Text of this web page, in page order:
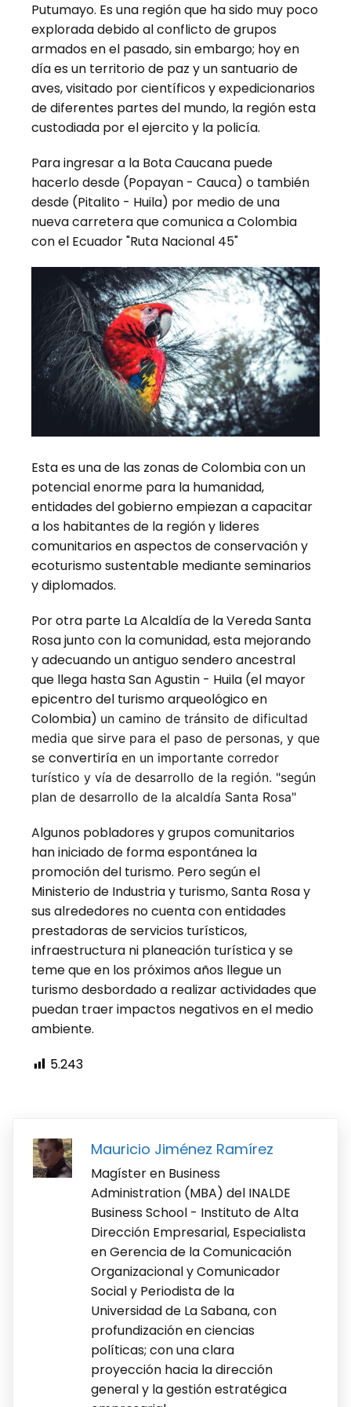
Putumayo. Es una región que ha sido muy poco
explorada debido al conflicto de grupos
armados en el pasado, sin embargo; hoy en
día es un territorio de paz y un santuario de
aves, visitado por científicos y expedicionarios
de diferentes partes del mundo, la región esta
custodiada por el ejercito y la policía.
Para ingresar a la Bota Caucana puede
hacerlo desde (Popayan - Cauca) o también
desde (Pitalito - Huila) por medio de una
nueva carretera que comunica a Colombia
con el Ecuador "Ruta Nacional 45"
Esta es una de las zonas de Colombia con un
potencial enorme para la humanidad,
entidades del gobierno empiezan a capacitar
a los habitantes de la región y lideres
comunitarios en aspectos de conservación y
ecoturismo sustentable mediante seminarios
y diplomados.
Por otra parte La Alcaldía de la Vereda Santa
Rosa junto con la comunidad, esta mejorando
y adecuando un antiguo sendero ancestral
que llega hasta San Agustin - Huila (el mayor
epicentro del turismo arqueológico en
Colombia) un camino de tránsito de dificultad
media que sirve para el paso de personas, y que
se convertiría en un importante corredor
turístico y vía de desarrollo de la región. "según
plan de desarrollo de la alcaldía Santa Rosa"
Algunos pobladores y grupos comunitarios
han iniciado de forma espontánea la
promoción del turismo. Pero según el
Ministerio de Industria y turismo, Santa Rosa y
sus alrededores no cuenta con entidades
prestadoras de servicios turísticos,
infraestructura ni planeación turística y se
teme que en los próximos años llegue un
turismo desbordado a realizar actividades que
puedan traer impactos negativos en el medio
ambiente.
5.243
Mauricio Jiménez Ramírez
Magíster en Business
Administration (MBA) del INALDE
Business School - Instituto de Alta
Dirección Empresarial, Especialista
en Gerencia de la Comunicación
Organizacional y Comunicador
Social y Periodista de la
Universidad de La Sabana, con
profundización en ciencias
políticas; con una clara
proyección hacia la dirección
general y la gestión estratégica